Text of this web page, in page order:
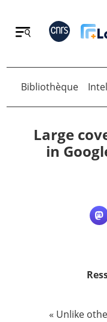
Retour
Nous suivre
Retour
Bibliothèque
Large
in
« Unlike